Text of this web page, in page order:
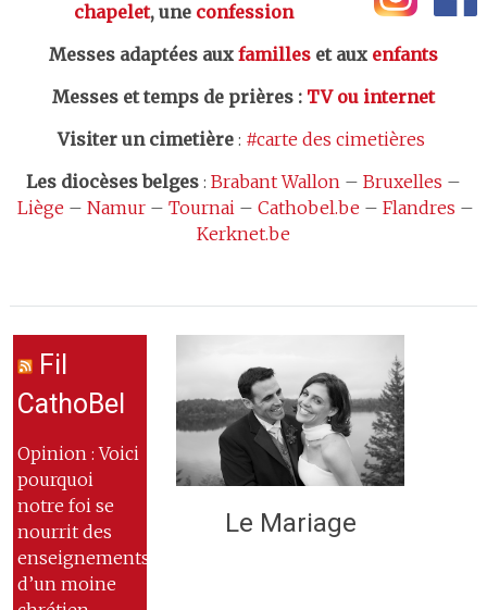
chapelet, une confession
Messes adaptées aux familleset aux enfants
Messes et temps de prières: TV ou internet
Visiter un cimetière: #carte des cimetières
Les diocèses belges: Brabant Wallon– Bruxelles –
Liège – Namur– Tournai– Cathobel.be – Flandres –
Kerknet.be
Fil
CathoBel
Opinion : Voici
pourquoi
notre foi se
nourrit des
enseignements
d’un moine
Le Mariage